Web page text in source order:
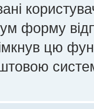
форму
цю